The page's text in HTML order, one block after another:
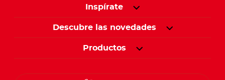
Inspírate
Descubre las novedades
Productos